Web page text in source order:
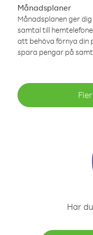
Månadsplaner
Månadsplanen ger
samtal till
att behöva förnya din
spara pengar på
Har